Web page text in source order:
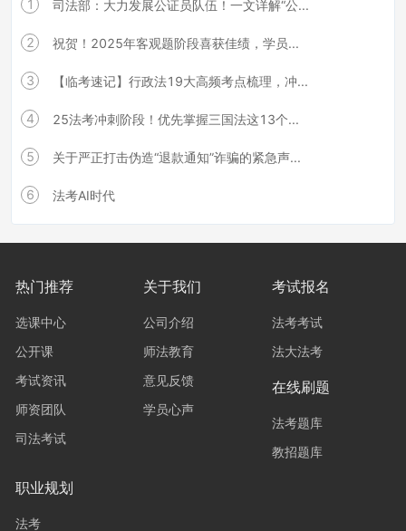
1 司法部：大力发展公证员队伍！一文详解“公...
2 祝贺！2025年客观题阶段喜获佳绩，学员...
3 【临考速记】行政法19大高频考点梳理，冲...
4 25法考冲刺阶段！优先掌握三国法这13个...
5 关于严正打击伪造“退款通知”诈骗的紧急声...
6 法考AI时代
热门推荐
选课中心
公开课
考试资讯
师资团队
司法考试
关于我们
公司介绍
师法教育
意见反馈
学员心声
考试报名
法考考试
法大法考
在线刷题
法考题库
教招题库
职业规划
法考